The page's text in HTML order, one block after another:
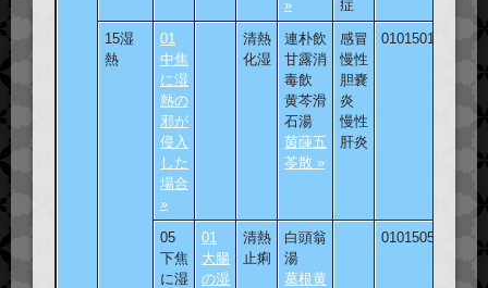
»
症
15湿
熱
01
中焦
に湿
熱の
邪が
侵入
した
場合
»
清熱
化湿
連朴飲
甘露消
毒飲
黄芩滑
石湯
茵蔯五
苓散 »
感冒
慢性
胆嚢
炎
慢性
肝炎
010150101
05
下焦
に湿
01
大腸
の湿
清熱
止痢
白頭翁
湯
葛根黄
010150501